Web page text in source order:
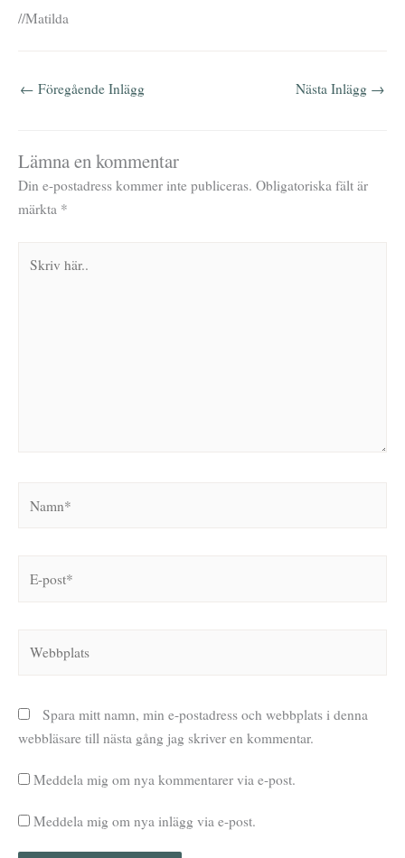
//Matilda
← Föregående Inlägg Nästa Inlägg →
Lämna en kommentar
Din e-postadress kommer inte publiceras. Obligatoriska fält är
märkta *
här..
post*
Spara mitt namn, min e-postadress och webbplats i denna
webbläsare till nästa gång jag skriver en kommentar.
Meddela mig om nya kommentarer via e-post.
Meddela mig om nya inlägg via e-post.